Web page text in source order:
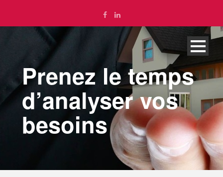
Prenez le temps
d’analyser vos
besoins